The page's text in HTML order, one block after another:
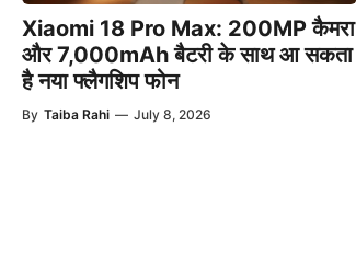
Xiaomi 18 Pro Max: 200MP कैमरा
और 7,000mAh बैटरी के साथ आ सकता
है नया फ्लैगशिप फोन
By Taiba Rahi — July 8, 2026